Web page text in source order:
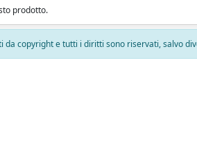
prodotto.
da copyright e tutti i diritti sono riservati, salvo